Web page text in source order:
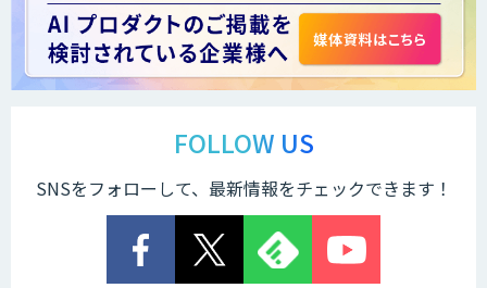
FOLLOW US
SNSをフォローして、最新情報をチェックできます！